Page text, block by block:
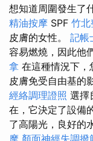
想知道周圍發生了
精油按摩 SPF 竹北
皮膚的女性。 記帳
容易燃燒，因此他
拿 在這種情況下，
皮膚免受自由基的
經絡調理證照 選擇
在，它決定了設備
了高陽光，良好的
摩 顏面神經失調撥